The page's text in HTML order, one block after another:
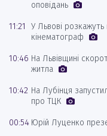
оповідань
11:21
У Львові розкажуть
кінематограф
10:46 На Львівщині
житла
10:42 На Лубінця
про ТЦК
00:54 Юрій Луценко